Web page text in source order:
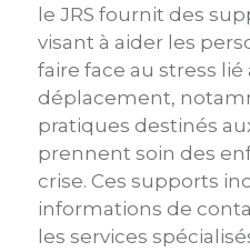
le JRS fournit des
visant à aider les
faire face au stress
déplacement,
pratiques destinés
prennent soin des
crise. Ces supports
informations de
les services